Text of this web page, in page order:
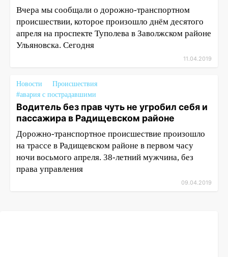
Вчера мы сообщали о дорожно-транспортном
происшествии, которое произошло днём десятого
апреля на проспекте Туполева в Заволжском районе
Ульяновска. Сегодня
11.04.2019
Новости
Происшествия
#авария с пострадавшими
Водитель без прав чуть не угробил себя и
пассажира в Радищевском районе
Дорожно-транспортное происшествие произошло
на трассе в Радищевском районе в первом часу
ночи восьмого апреля. 38-летний мужчина, без
права управления
09.04.2019